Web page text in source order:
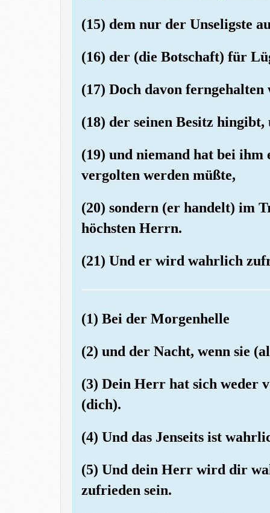
(15) dem nur der Unseligste
(16) der (die Botschaft) für
(17) Doch davon
(18) der seinen Besitz
(19) und niemand hat bei ihm
vergolten werden müßte,
(20) sondern (er handelt) im
höchsten Herrn.
(21) Und er wird wahrlich
(1) Bei der Morgenhelle
(2) und der Nacht, wenn sie
(3) Dein Herr hat sich weder
(dich).
(4) Und das Jenseits ist
(5) Und dein Herr wird dir
zufrieden sein.